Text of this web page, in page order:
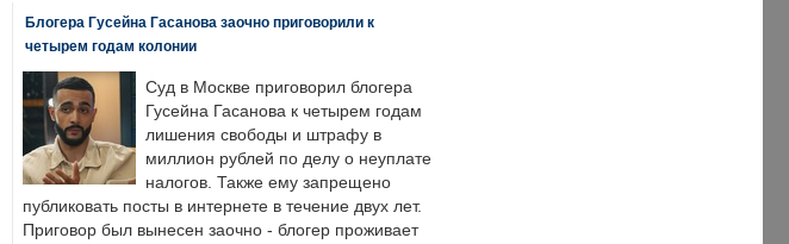
Блогера Гусейна Гасанова заочно приговорили к
четырем годам колонии
Суд в Москве приговорил блогера
Гусейна Гасанова к четырем годам
лишения свободы и штрафу в
миллион рублей по делу о неуплате
налогов. Также ему запрещено
публиковать посты в интернете в течение двух лет.
Приговор был вынесен заочно - блогер проживает